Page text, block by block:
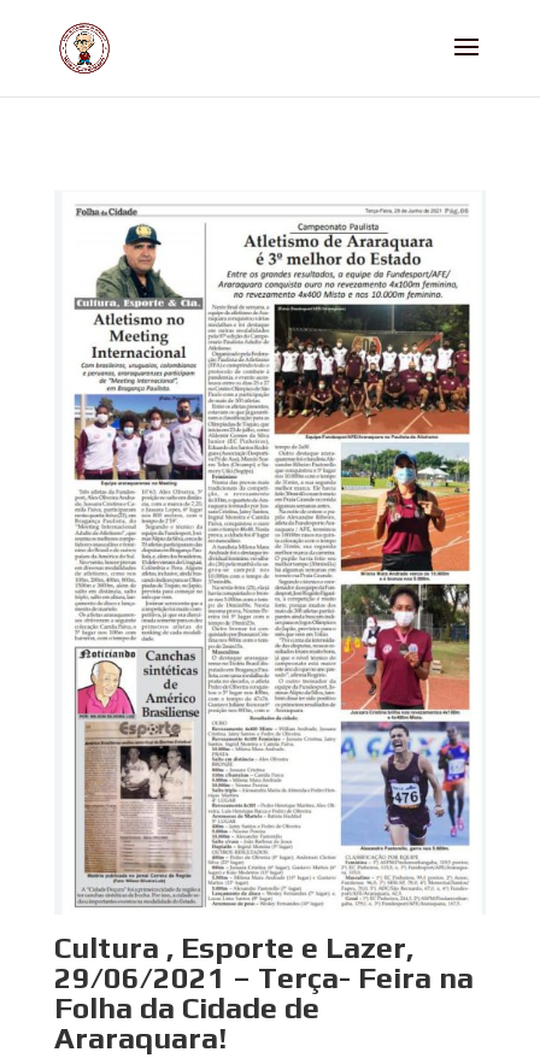
Cultura , Esporte e Lazer,
29/06/2021 – Terça- Feira na
Folha da Cidade de
Araraquara!